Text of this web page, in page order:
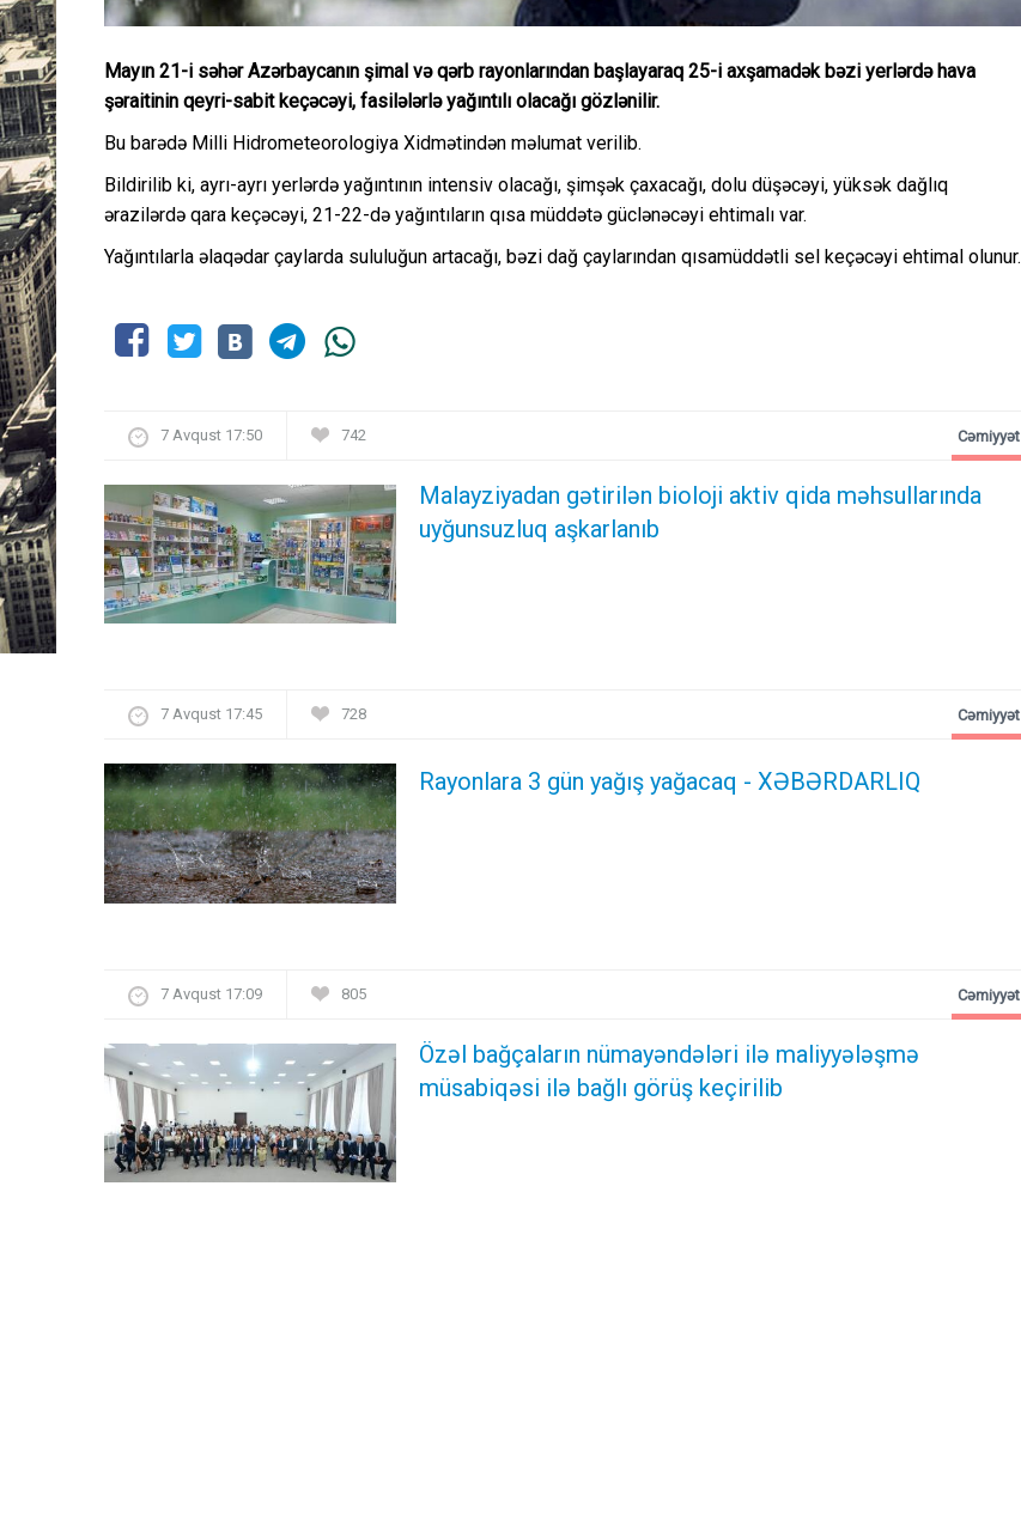
Mayın 21-i səhər Azərbaycanın şimal və qərb rayonlarından başlayaraq 25-i axşamadək bəzi yerlərdə hava
şəraitinin qeyri-sabit keçəcəyi, fasilələrlə yağıntılı olacağı gözlənilir.
Bu barədə Milli Hidrometeorologiya Xidmətindən məlumat verilib.
Bildirilib ki, ayrı-ayrı yerlərdə yağıntının intensiv olacağı, şimşək çaxacağı, dolu düşəcəyi, yüksək dağlıq
ərazilərdə qara keçəcəyi, 21-22-də yağıntıların qısa müddətə güclənəcəyi ehtimalı var.
Yağıntılarla əlaqədar çaylarda sululuğun artacağı, bəzi dağ çaylarından qısamüddətli sel keçəcəyi ehtimal olunur.
7 Avqust 17:50 742
Malayziyadan gətirilən bioloji aktiv qida məhsullarında
uyğunsuzluq aşkarlanıb
Cəmiyyət
7 Avqust 17:45 728
Rayonlara 3 gün yağış yağacaq - XƏBƏRDARLIQ
Cəmiyyət
7 Avqust 17:09 805
Özəl bağçaların nümayəndələri ilə maliyyələşmə
müsabiqəsi ilə bağlı görüş keçirilib
Cəmiyyət